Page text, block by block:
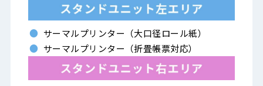
サーマルプリンター（大口径ロール紙）
サーマルプリンター（折畳帳票対応）